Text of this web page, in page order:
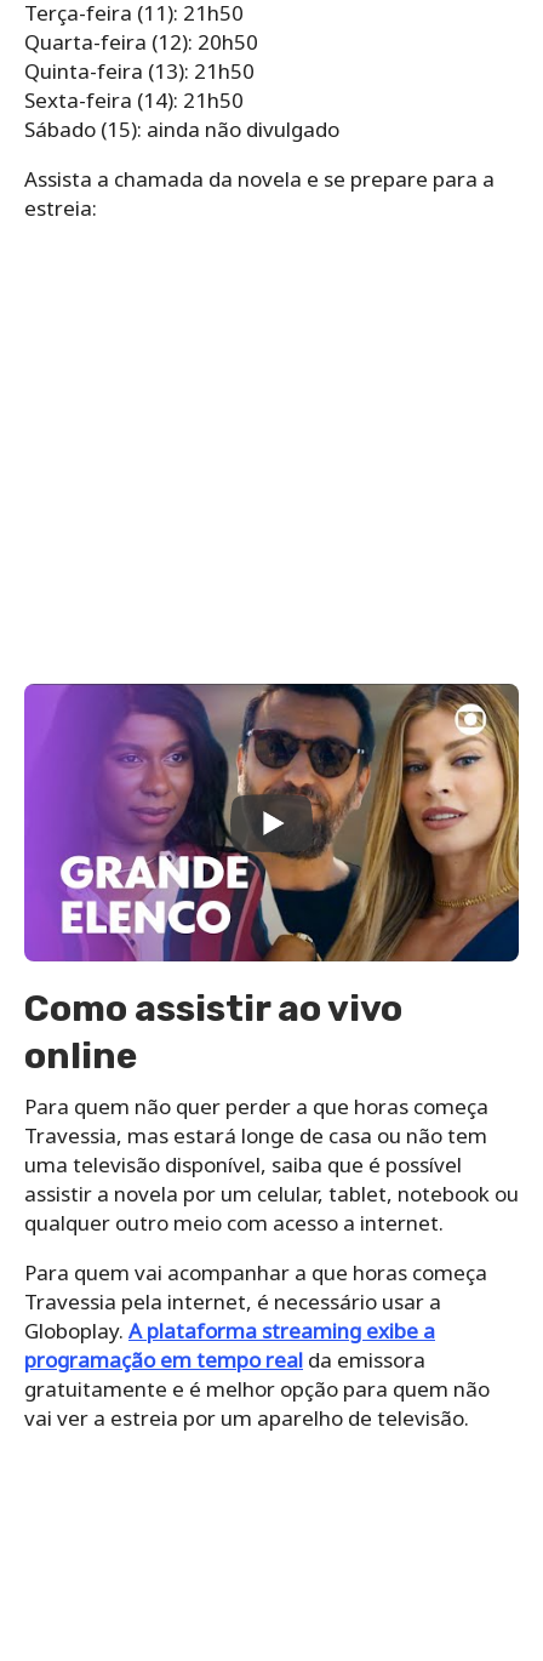
Terça-feira (11): 21h50
Quarta-feira (12): 20h50
Quinta-feira (13): 21h50
Sexta-feira (14): 21h50
Sábado (15): ainda não divulgado
Assista a chamada da novela e se prepare para a
estreia:
Como assistir ao vivo
online
Para quem não quer perder a que horas começa
Travessia, mas estará longe de casa ou não tem
uma televisão disponível, saiba que é possível
assistir a novela por um celular, tablet, notebook ou
qualquer outro meio com acesso a internet.
Para quem vai acompanhar a que horas começa
Travessia pela internet, é necessário usar a
Globoplay. A plataforma streaming exibe a
programação em tempo real da emissora
gratuitamente e é melhor opção para quem não
vai ver a estreia por um aparelho de televisão.